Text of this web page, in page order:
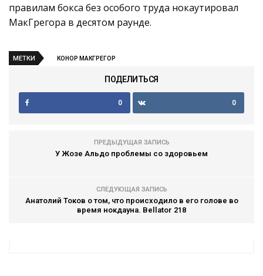
правилам бокса без особого труда нокаутировал
МакГрегора в десятом раунде.
МЕТКИ КОНОР МАКГРЕГОР
ПОДЕЛИТЬСЯ
0 0
ПРЕДЫДУЩАЯ ЗАПИСЬ
У Жозе Альдо проблемы со здоровьем
СЛЕДУЮЩАЯ ЗАПИСЬ
Анатолий Токов о том, что происходило в его голове во
время нокдауна. Bellator 218